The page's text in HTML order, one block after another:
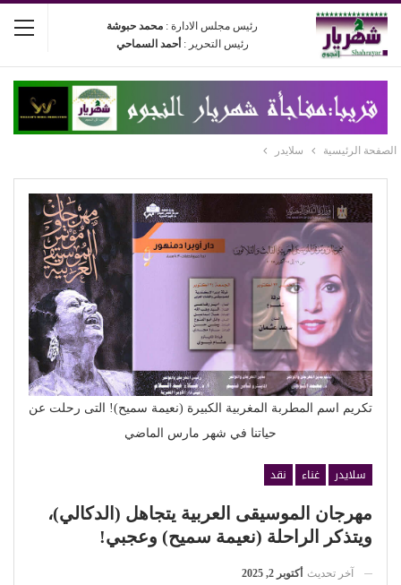
رئيس مجلس الادارة : محمد حبوشة
رئيس التحرير : أحمد السماحي
الصفحة الرئيسية سلايدر
تكريم اسم المطربة المغربية الكبيرة (نعيمة سميح)! التى رحلت عن
حياتنا في شهر مارس الماضي
سلايدر غناء
نقد
مهرجان الموسيقى العربية يتجاهل (الدكالي)،
ويتذكر الراحلة (نعيمة سميح) وعجبي!
آخر تحديث أكتوبر 2, 2025